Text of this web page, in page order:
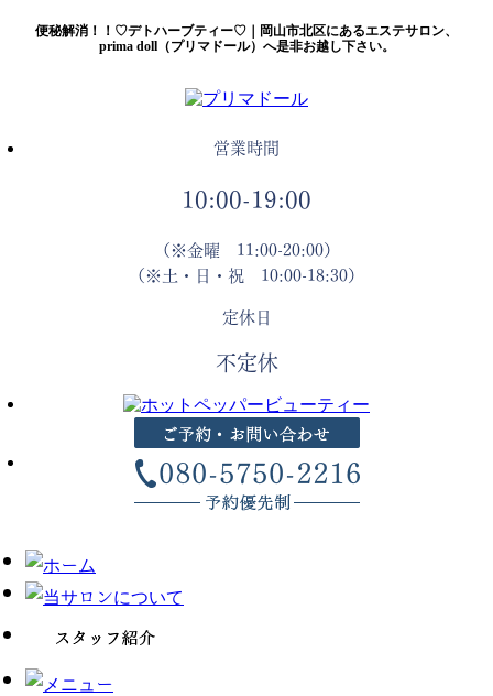
便秘解消！！♡デトハーブティー♡｜岡山市北区にあるエステサロン、
prima doll（プリマドール）へ是非お越し下さい。
営業時間
10:00-19:00
（※金曜 11:00-20:00）
（※土・日・祝 10:00-18:30）
定休日
不定休